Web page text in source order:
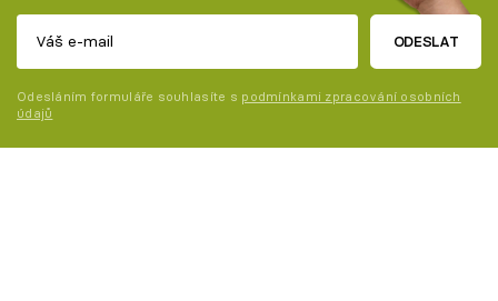
ODESLAT
Odesláním formuláře souhlasíte s podmínkami zpracování osobních
údajů